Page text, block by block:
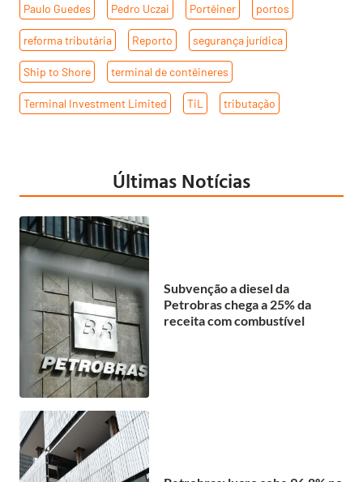
Paulo Guedes Pedro Uczai Portêiner portos
reforma tributária Reporto segurança jurídica
Ship to Shore terminal de contêineres
Terminal Investment Limited TiL tributação
Últimas Notícias
Subvenção a diesel da
Petrobras chega a 25% da
receita com combustível